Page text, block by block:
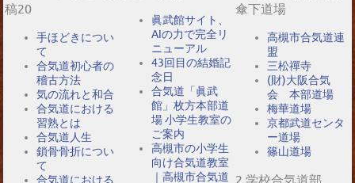
稿20
手ほどきについ
て
合気道初心者の
稽古方法
気の流れと和合
合気道における
習熟とは
合気道人生
鎖骨骨折につい
て
合気道における
眞武館サイト、
AIの力で完全リ
ニューアル
43回目の結婚記
念日
合気道「眞武
館」枚方本部道
場 小学生教室の
ご案内
高槻市の小学生
向け合気道教室
｜高槻市合気道
傘下道場
高槻市合気道連
盟
三松禪寺
(財)大阪合気
会 本部道場
梅華道場
京都武道センタ
ー道場
篠山道場